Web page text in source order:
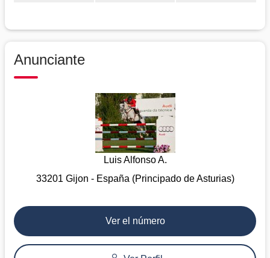
Anunciante
Luis Alfonso A.
33201 Gijon - España (Principado de Asturias)
Ver el número